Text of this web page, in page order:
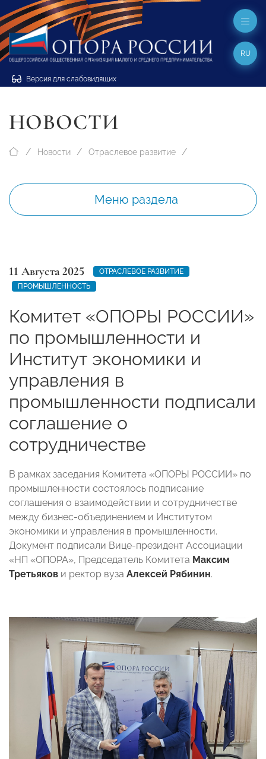
Версия для слабовидящих
RU
НОВОСТИ
Новости Отраслевое развитие
Меню раздела
11 Августа 2025
ОТРАСЛЕВОЕ РАЗВИТИЕ
ПРОМЫШЛЕННОСТЬ
Комитет «ОПОРЫ РОССИИ»
по промышленности и
Институт экономики и
управления в
промышленности подписали
соглашение о
сотрудничестве
В рамках заседания Комитета «ОПОРЫ РОССИИ» по
промышленности состоялось подписание
соглашения о взаимодействии и сотрудничестве
между бизнес-объединением и Институтом
экономики и управления в промышленности.
Документ подписали Вице-президент Ассоциации
«НП «ОПОРА», Председатель Комитета Максим
Третьяков и ректор вуза Алексей Рябинин.